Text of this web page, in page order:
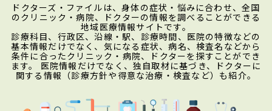
ドクターズ・ファイルは、身体の症状・悩みに合わせ、全国
のクリニック・病院、ドクターの情報を調べることができる
地域医療情報サイトです。
診療科目、行政区、沿線・駅、診療時間、医院の特徴などの
基本情報だけでなく、気になる症状、病名、検査名などから
条件に合ったクリニック・病院、ドクターを探すことができ
ます。 医院情報だけでなく、独自取材に基づき、ドクターに
関する情報（診療方針や得意な治療・検査など）も紹介。